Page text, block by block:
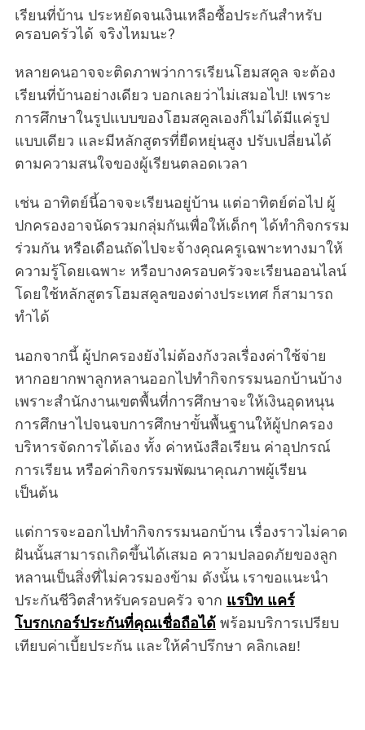
เรียนที่บ้าน ประหยัดจนเงินเหลือซื้อประกันสำหรับ
ครอบครัวได้ จริงไหมนะ?
หลายคนอาจจะติดภาพว่าการเรียนโฮมสคูล จะต้อง
เรียนที่บ้านอย่างเดียว บอกเลยว่าไม่เสมอไป! เพราะ
การศึกษาในรูปแบบของโฮมสคูลเองก็ไม่ได้มีแค่รูป
แบบเดียว และมีหลักสูตรที่ยืดหยุ่นสูง ปรับเปลี่ยนได้
ตามความสนใจของผู้เรียนตลอดเวลา
เช่น อาทิตย์นี้อาจจะเรียนอยู่บ้าน แต่อาทิตย์ต่อไป ผู้
ปกครองอาจนัดรวมกลุ่มกันเพื่อให้เด็กๆ ได้ทำกิจกรรม
ร่วมกัน หรือเดือนถัดไปจะจ้างคุณครูเฉพาะทางมาให้
ความรู้โดยเฉพาะ หรือบางครอบครัวจะเรียนออนไลน์
โดยใช้หลักสูตรโฮมสคูลของต่างประเทศ ก็สามารถ
ทำได้
นอกจากนี้ ผู้ปกครองยังไม่ต้องกังวลเรื่องค่าใช้จ่าย
หากอยากพาลูกหลานออกไปทำกิจกรรมนอกบ้านบ้าง
เพราะสำนักงานเขตพื้นที่การศึกษาจะให้เงินอุดหนุน
การศึกษาไปจนจบการศึกษาขั้นพื้นฐานให้ผู้ปกครอง
บริหารจัดการได้เอง ทั้ง ค่าหนังสือเรียน ค่าอุปกรณ์
การเรียน หรือค่ากิจกรรมพัฒนาคุณภาพผู้เรียน
เป็นต้น
แต่การจะออกไปทำกิจกรรมนอกบ้าน เรื่องราวไม่คาด
ฝันนั้นสามารถเกิดขึ้นได้เสมอ ความปลอดภัยของลูก
หลานเป็นสิ่งที่ไม่ควรมองข้าม ดังนั้น เราขอแนะนำ
ประกันชีวิตสำหรับครอบครัว จาก แรบิท แคร์
โบรกเกอร์ประกันที่คุณเชื่อถือได้พร้อมบริการเปรียบ
เทียบค่าเบี้ยประกัน และให้คำปรึกษา คลิกเลย!